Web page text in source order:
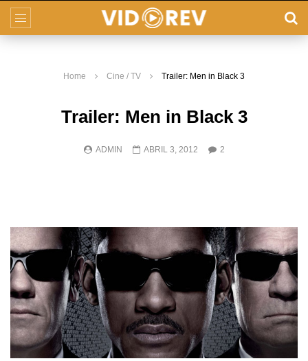
Home Cine / TV Trailer: Men in Black 3
Trailer: Men in Black 3
ADMIN ABRIL 3, 2012 2